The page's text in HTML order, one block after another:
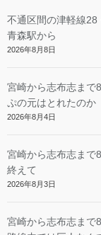
不通区間の津軽線
青森駅から
2026年8月8日
宮崎から志布志まで
ぷの元はとれたのか
2026年8月4日
宮崎から志布志まで
終えて
2026年8月3日
宮崎から志布志まで